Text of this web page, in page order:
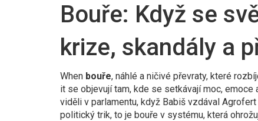
Bouře: Když se
krize, skandály a
When bouře, náhlé a ničivé převraty, které
it se objevují tam, kde se setkávají moc, emoce
viděli v parlamentu, když Babiš vzdával
politický trik, to je bouře v systému, která